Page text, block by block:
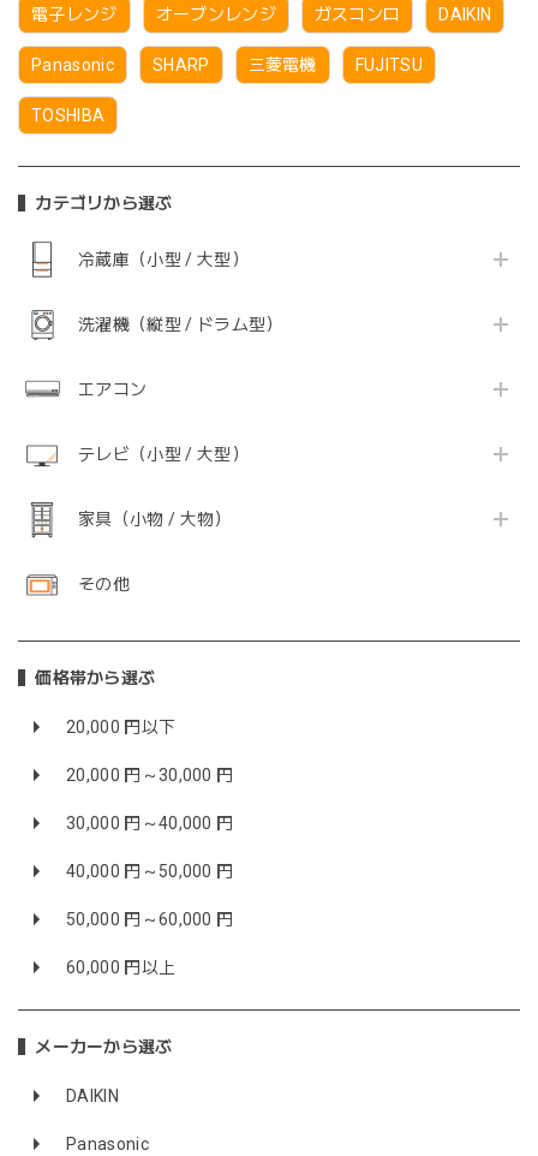
電子レンジ オーブンレンジ ガスコンロ DAIKIN
Panasonic SHARP 三菱電機 FUJITSU
TOSHIBA
カテゴリから選ぶ
冷蔵庫（小型 / 大型）
洗濯機（縦型 / ドラム型）
エアコン
テレビ（小型 / 大型）
家具（小物 / 大物）
その他
価格帯から選ぶ
20,000 円以下
20,000 円～30,000 円
30,000 円～40,000 円
40,000 円～50,000 円
50,000 円～60,000 円
60,000 円以上
メーカーから選ぶ
DAIKIN
Panasonic